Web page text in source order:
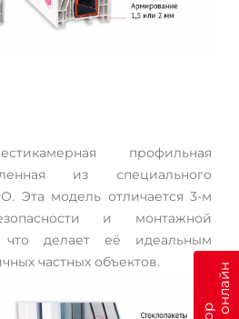
профильная
из специального
Эта модель отличается 3-м
и монтажной
делает её идеальным
частных объектов.